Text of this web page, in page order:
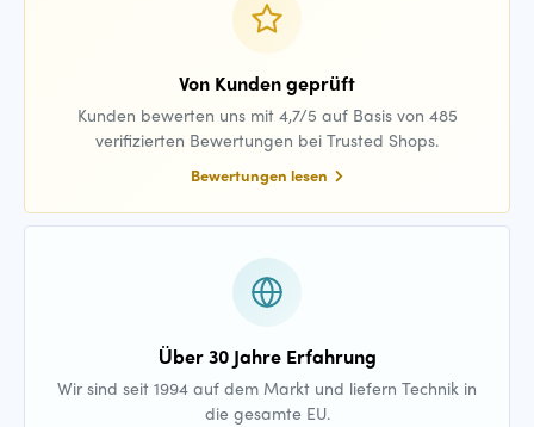
Von Kunden geprüft
Kunden bewerten uns mit 4,7/5 auf Basis von 485
verifizierten Bewertungen bei Trusted Shops.
Bewertungen lesen
Über 30 Jahre Erfahrung
Wir sind seit 1994 auf dem Markt und liefern Technik in
die gesamte EU.